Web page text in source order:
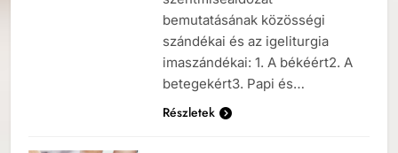
bemutatásának közösségi
szándékai és az igeliturgia
imaszándékai: 1. A békéért2. A
betegekért3. Papi és…
Részletek